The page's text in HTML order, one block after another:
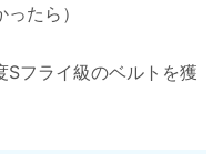
たら）
Sフライ級のベルトを獲